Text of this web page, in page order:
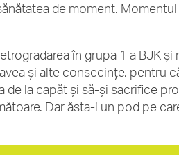
de moment.
în grupa 1 a BJK și
și alte consecințe, pentru
de la capăt și să-și sacrifice
Dar ăsta-i un pod pe